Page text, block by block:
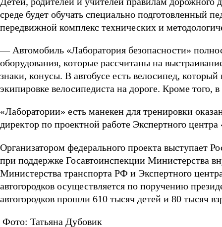
среде будет обучать специально подготовленный
передвижной комплекс технических и
— Автомобиль «Лаборатория безопасности»
оборудования, которые рассчитаны на
знаки, конусы. В автобусе есть велосипед,
экипировке велосипедиста на дороге. Кроме того,
«Лаборатории» есть манекен для тренировки
директор по проектной работе Экспертного
Организатором федерального проекта выступает
при поддержке Госавтоинспекции Министерства
Министерства транспорта РФ и Экспертного
автогородков осуществляется по поручению
автогородков прошли 610 тысяч детей и 80 тысяч
Фото: Татьяна Дубовик